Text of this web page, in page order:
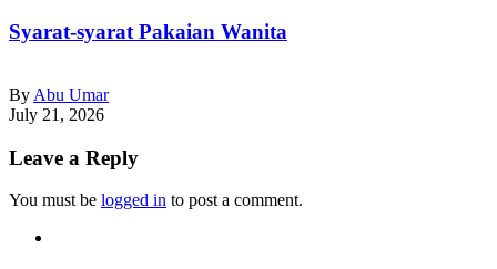
Syarat-syarat Pakaian Wanita
By Abu Umar
July 21, 2026
Leave a Reply
You must be logged in to post a comment.